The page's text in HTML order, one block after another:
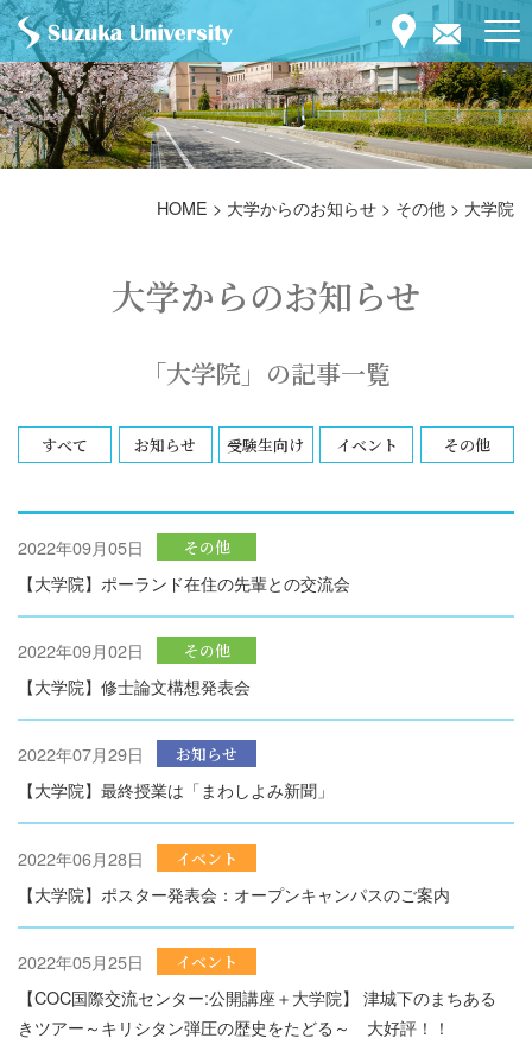
HOME > 大学からのお知らせ > その他 > 大学院
大学からのお知らせ
「大学院」の記事一覧
すべて お知らせ 受験生向け イベント その他
2022年09月05日 その他
【大学院】ポーランド在住の先輩との交流会
2022年09月02日 その他
【大学院】修士論文構想発表会
2022年07月29日 お知らせ
【大学院】最終授業は「まわしよみ新聞」
2022年06月28日 イベント
【大学院】ポスター発表会：オープンキャンパスのご案内
2022年05月25日 イベント
【COC国際交流センター:公開講座＋大学院】 津城下のまちある
きツアー～キリシタン弾圧の歴史をたどる～ 大好評！！